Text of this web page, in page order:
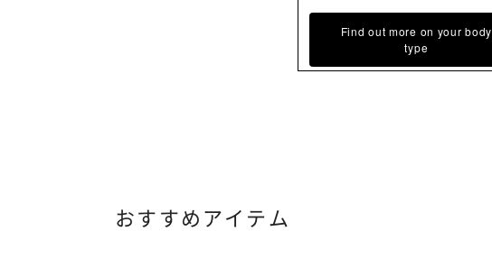
Find out more on your body
type
おすすめアイテム